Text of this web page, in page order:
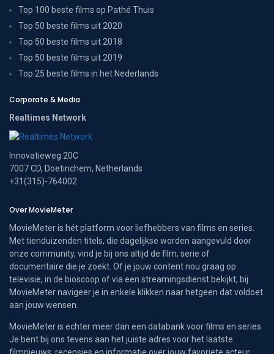
Top 100 beste films op Pathé Thuis
Top 50 beste films uit 2020
Top 50 beste films uit 2018
Top 50 beste films uit 2019
Top 25 beste films in het Nederlands
Corporate & Media
Realtimes Network
Innovatieweg 20C
7007 CD, Doetinchem, Netherlands
+31(315)-764002
Over MovieMeter
MovieMeter is hét platform voor liefhebbers van films en series.
Met tienduizenden titels, die dagelijkse worden aangevuld door
onze community, vind je bij ons altijd de film, serie of
documentaire die je zoekt. Of je jouw content nou graag op
televisie, in de bioscoop of via een streamingsdienst bekijkt, bij
MovieMeter navigeer je in enkele klikken naar hetgeen dat voldoet
aan jouw wensen.
MovieMeter is echter meer dan een databank voor films en series.
Je bent bij ons tevens aan het juiste adres voor het laatste